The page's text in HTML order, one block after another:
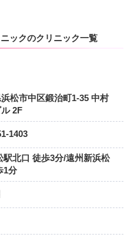
ックのクリニック一覧
松市中区鍛治町1-35 中村
2F
1403
駅北口 徒歩3分/遠州新浜松
1分